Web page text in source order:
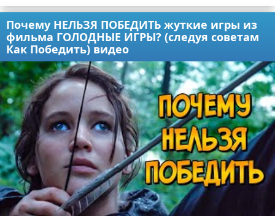
Почему НЕЛЬЗЯ ПОБЕДИТЬ жуткие игры из
фильма ГОЛОДНЫЕ ИГРЫ? (следуя советам
Как Победить) видео